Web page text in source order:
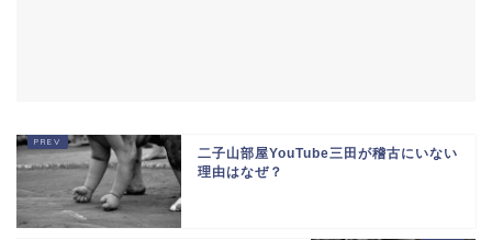
二子山部屋YouTube三田が稽古にいない
理由はなぜ？